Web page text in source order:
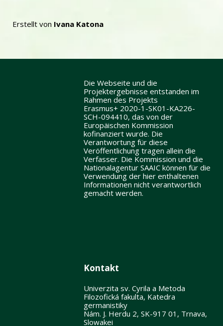
Erstellt von Ivana Katona
Die Webseite und die
Projektergebnisse entstanden im
Rahmen des Projekts
Erasmus+ 2020-1-SK01-KA226-
SCH-094410, das von der
Europäischen Kommission
kofinanziert wurde. Die
Verantwortung für diese
Veröffentlichung tragen allein die
Verfasser. Die Kommission und die
Nationalagentur SAAIC können für die
Verwendung der hier enthaltenen
Informationen nicht verantwortlich
gemacht werden.
Kontakt
Univerzita sv. Cyrila a Metoda
Filozofická fakulta, Katedra
germanistiky
Nám. J. Herdu 2, SK-917 01, Trnava,
Slowakei